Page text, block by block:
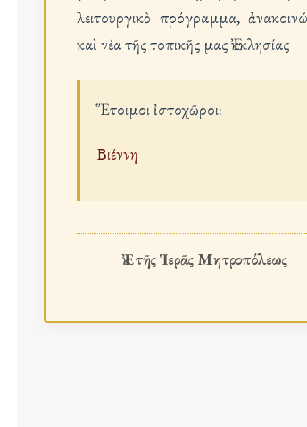
λειτουργικὸ πρόγραμμα,
καὶ νέα τῆς τοπικῆς μας Ἐκκλησίας
Ἕτοιμοι ἰστοχῶροι:
Βιέννη
Ἐκ τῆς Ἱερᾶς Μητροπόλεως